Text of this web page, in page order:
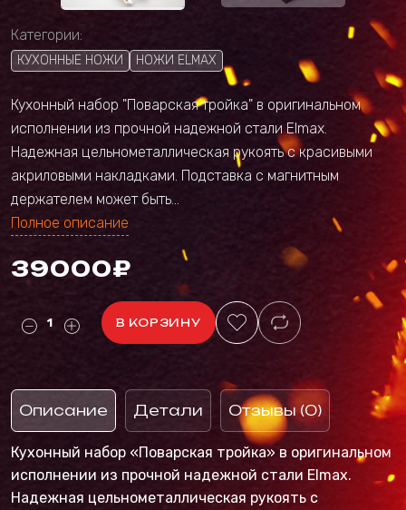
Категории:
КУХОННЫЕ НОЖИ НОЖИ ELMAX
Кухонный набор "Поварская тройка" в оригинальном
исполнении из прочной надежной стали Elmax.
Надежная цельнометаллическая рукоять с красивыми
акриловыми накладками. Подставка с магнитным
держателем может быть...
Полное описание
39000₽
В КОРЗИНУ
Описание Детали Отзывы (0)
Кухонный набор «Поварская тройка» в оригинальном
исполнении из прочной надежной стали Elmax.
Надежная цельнометаллическая рукоять с